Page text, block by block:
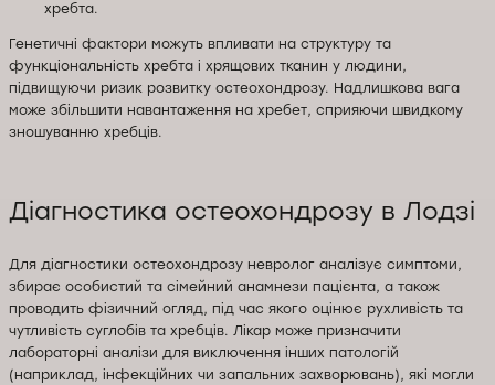
хребта.
Генетичні фактори можуть впливати на структуру та
функціональність хребта і хрящових тканин у людини,
підвищуючи ризик розвитку остеохондрозу. Надлишкова вага
може збільшити навантаження на хребет, сприяючи швидкому
зношуванню хребців.
Діагностика остеохондрозу в Лодзі
Для діагностики остеохондрозу невролог аналізує симптоми,
збирає особистий та сімейний анамнези пацієнта, а також
проводить фізичний огляд, під час якого оцінює рухливість та
чутливість суглобів та хребців. Лікар може призначити
лабораторні аналізи для виключення інших патологій
(наприклад, інфекційних чи запальних захворювань), які могли